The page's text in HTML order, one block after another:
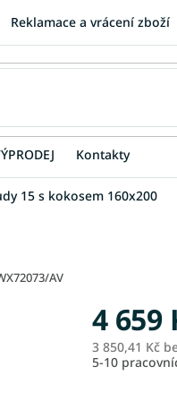
Reklamace a vrácení zboží
Kontakty
15 s kokosem 160x200
AV
4 659
3 850,41 Kč
5-10